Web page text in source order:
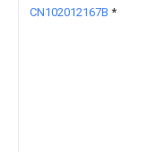
CN102012167B *